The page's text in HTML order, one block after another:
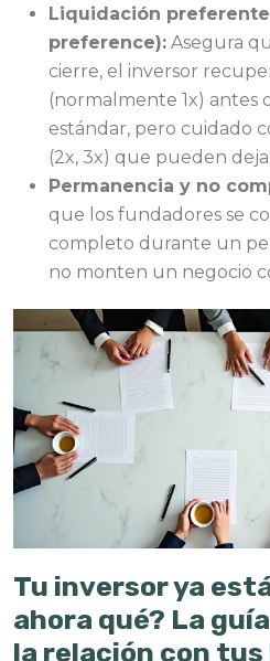
Liquidación
preference): Asegura
cierre, el inversor
(normalmente 1x) antes
estándar, pero cuidado
(2x, 3x) que pueden
Permanencia y no
que los fundadores se
completo durante un
no monten un negocio
Tu inversor ya
ahora qué? La
la relación con tus